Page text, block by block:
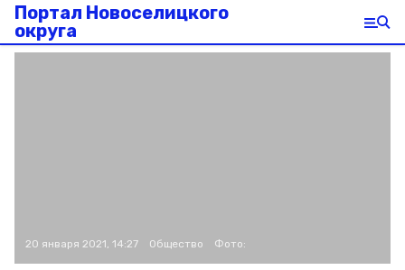
Портал Новоселицкого
округа
20 января 2021, 14:27 Общество Фото: